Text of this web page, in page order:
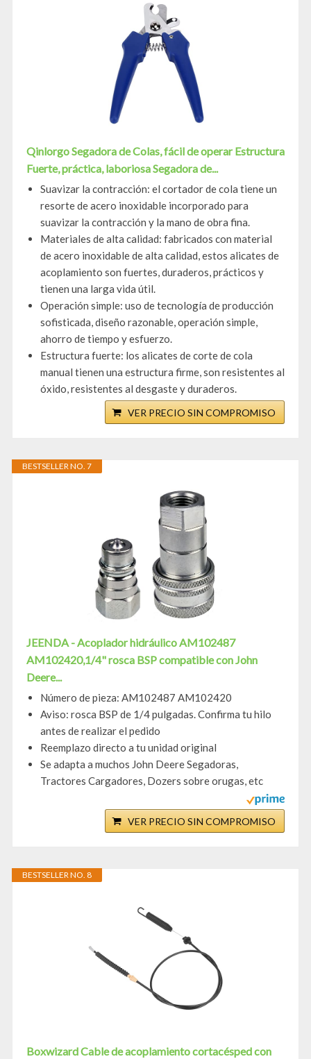
Qinlorgo Segadora de Colas, fácil de operar Estructura
Fuerte, práctica, laboriosa Segadora de...
Suavizar la contracción: el cortador de cola tiene un
resorte de acero inoxidable incorporado para
suavizar la contracción y la mano de obra fina.
Materiales de alta calidad: fabricados con material
de acero inoxidable de alta calidad, estos alicates de
acoplamiento son fuertes, duraderos, prácticos y
tienen una larga vida útil.
Operación simple: uso de tecnología de producción
sofisticada, diseño razonable, operación simple,
ahorro de tiempo y esfuerzo.
Estructura fuerte: los alicates de corte de cola
manual tienen una estructura firme, son resistentes al
óxido, resistentes al desgaste y duraderos.
VER PRECIO SIN COMPROMISO
BESTSELLER NO. 7
JEENDA - Acoplador hidráulico AM102487
AM102420,1/4" rosca BSP compatible con John
Deere...
Número de pieza: AM102487 AM102420
Aviso: rosca BSP de 1/4 pulgadas. Confirma tu hilo
antes de realizar el pedido
Reemplazo directo a tu unidad original
Se adapta a muchos John Deere Segadoras,
Tractores Cargadores, Dozers sobre orugas, etc
VER PRECIO SIN COMPROMISO
BESTSELLER NO. 8
Boxwizard Cable de acoplamiento cortacésped con